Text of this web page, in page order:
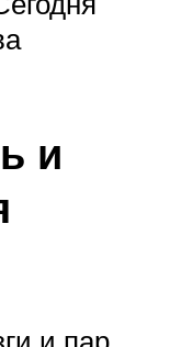
и